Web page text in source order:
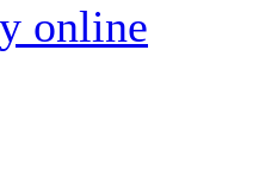
online